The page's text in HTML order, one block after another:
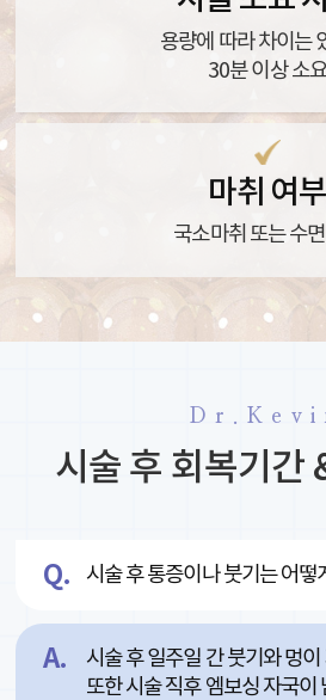
용량에 따라 차이는
30분 이상 소요
마취 여부
국소마취 또는 수
시술 후 회복기간
시술 후 통증이나 붓기는 어떻
시술 후 일주일 간 붓기와 멍
또한 시술 직후 엠보싱 자국이